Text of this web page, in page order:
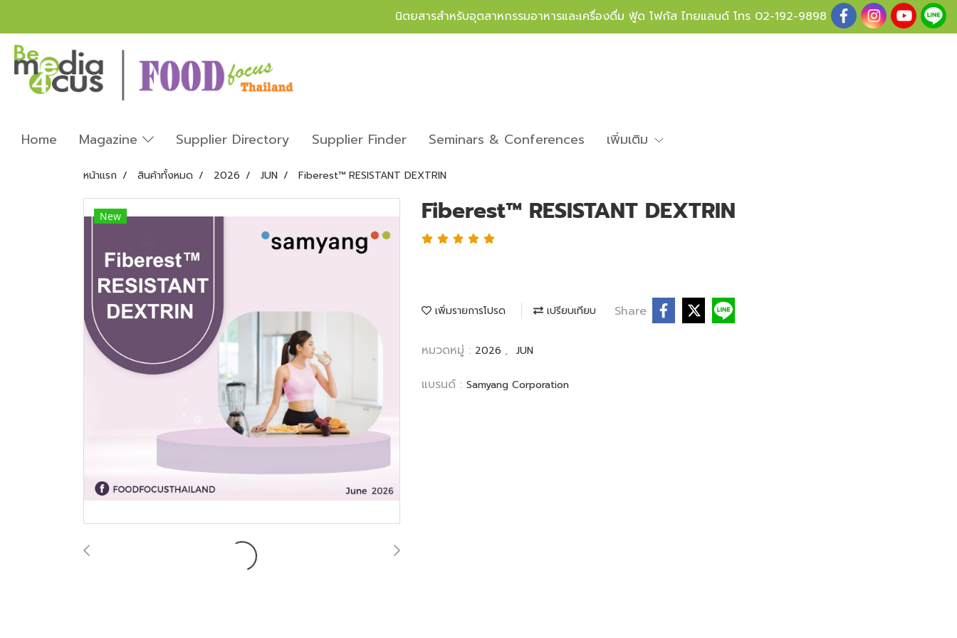
นิตยสารสำหรับอุตสาหกรรมอาหารและเครื่องดื่ม ฟู้ด โฟกัส ไทยแลนด์ โทร 02-192-9898
Home Magazine Supplier Directory Supplier Finder Seminars & Conferences เพิ่มเติม
หน้าแรก สินค้าทั้งหมด 2026 JUN Fiberest™ RESISTANT DEXTRIN
New Fiberest™ RESISTANT DEXTRIN
เพิ่มรายการโปรด เปรียบเทียบ Share
หมวดหมู่ : 2026 , JUN
แบรนด์ : Samyang Corporation